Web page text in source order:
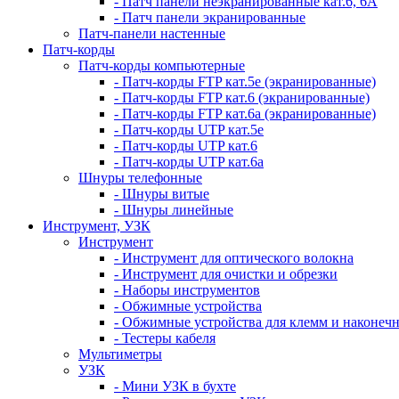
- Патч панели экранированные
Патч-панели настенные
Патч-корды
Патч-корды компьютерные
- Патч-корды FTP кат.5е (экранированные)
- Патч-корды FTP кат.6 (экранированные)
- Патч-корды FTP кат.6а (экранированные)
- Патч-корды UTP кат.5е
- Патч-корды UTP кат.6
- Патч-корды UTP кат.6а
Шнуры телефонные
- Шнуры витые
- Шнуры линейные
Инструмент, УЗК
Инструмент
- Инструмент для оптического волокна
- Инструмент для очистки и обрезки
- Наборы инструментов
- Обжимные устройства
- Обжимные устройства для клемм и
- Тестеры кабеля
Мультиметры
УЗК
- Мини УЗК в бухте